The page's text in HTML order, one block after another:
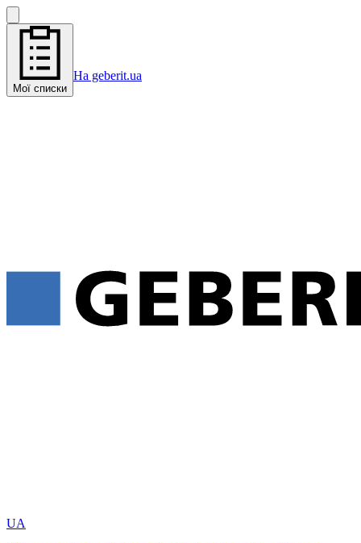
Мої списки
На geberit.ua
UA